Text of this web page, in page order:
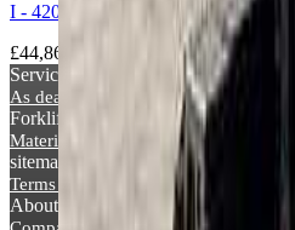
I - 42019 Arceto di Scandiano (RE)
£44,865
Services
As dealer
Forklift Informations
Materials handling glossary
sitemap
Terms & Conditions Privacy Policy
About Supralift